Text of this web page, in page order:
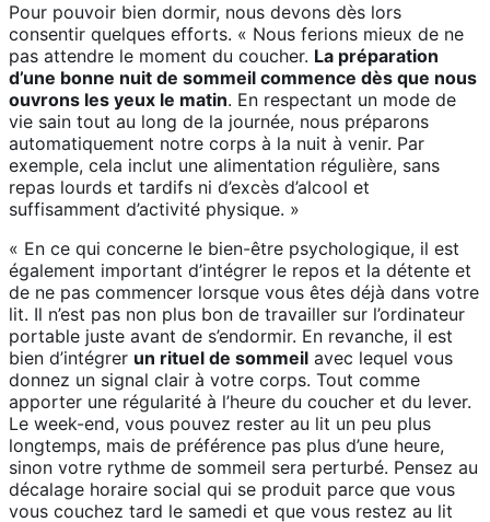
Pour pouvoir bien dormir, nous devons dès lors
consentir quelques efforts. « Nous ferions mieux de ne
pas attendre le moment du coucher. La préparation
d’une bonne nuit de sommeil commence dès que nous
ouvrons les yeux le matin. En respectant un mode de
vie sain tout au long de la journée, nous préparons
automatiquement notre corps à la nuit à venir. Par
exemple, cela inclut une alimentation régulière, sans
repas lourds et tardifs ni d’excès d’alcool et
suffisamment d’activité physique. »
« En ce qui concerne le bien-être psychologique, il est
également important d’intégrer le repos et la détente et
de ne pas commencer lorsque vous êtes déjà dans votre
lit. Il n’est pas non plus bon de travailler sur l’ordinateur
portable juste avant de s’endormir. En revanche, il est
bien d’intégrer un rituel de sommeil avec lequel vous
donnez un signal clair à votre corps. Tout comme
apporter une régularité à l’heure du coucher et du lever.
Le week-end, vous pouvez rester au lit un peu plus
longtemps, mais de préférence pas plus d’une heure,
sinon votre rythme de sommeil sera perturbé. Pensez au
décalage horaire social qui se produit parce que vous
vous couchez tard le samedi et que vous restez au lit